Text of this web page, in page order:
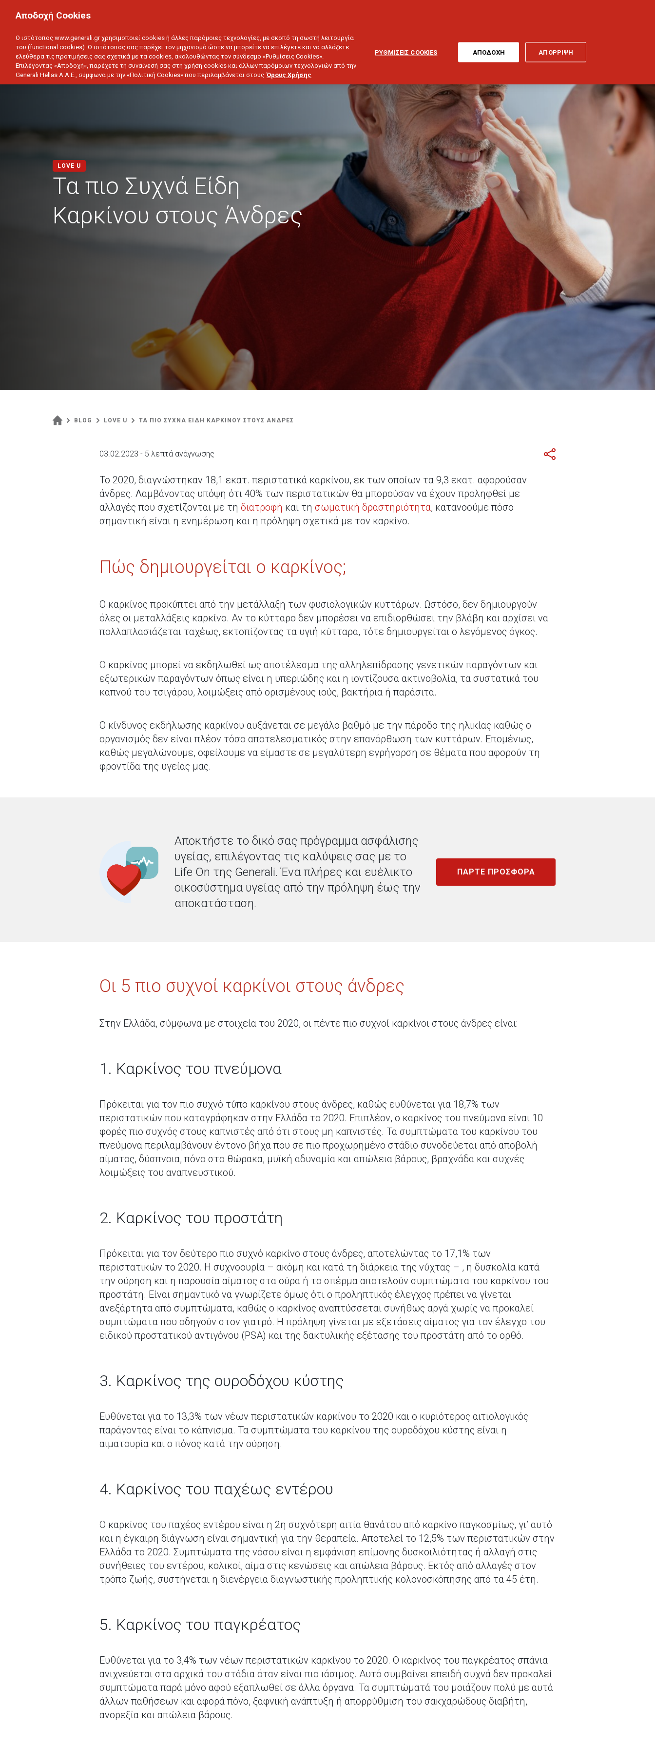
ΥΓΕΙΑ ΑΥΤΟΚΙΝΗΤΟ ΣΠΙΤΙ ΑΠΟΤΑΜΙΕΥΣΗ & ΕΠΕΝΔΥΣΕΙΣ ΤΑΞΙΔΙ ΣΚΑΦΟΣ
LOVE U
Τα πιο Συχνά Είδη
Καρκίνου στους Άνδρες
BLOG LOVE U ΤΑ ΠΙΟ ΣΥΧΝΑ ΕΙΔΗ ΚΑΡΚΙΝΟΥ ΣΤΟΥΣ ΑΝΔΡΕΣ
03.02.2023 - 5 λεπτά ανάγνωσης
Το 2020, διαγνώστηκαν 18,1 εκατ. περιστατικά καρκίνου, εκ των οποίων τα 9,3 εκατ. αφορούσαν
άνδρες. Λαμβάνοντας υπόψη ότι 40% των περιστατικών θα μπορούσαν να έχουν προληφθεί με
αλλαγές που σχετίζονται με τη διατροφή και τη σωματική δραστηριότητα, κατανοούμε πόσο
σημαντική είναι η ενημέρωση και η πρόληψη σχετικά με τον καρκίνο.
Πώς δημιουργείται ο καρκίνος;
Ο καρκίνος προκύπτει από την μετάλλαξη των φυσιολογικών κυττάρων. Ωστόσο, δεν δημιουργούν
όλες οι μεταλλάξεις καρκίνο. Αν το κύτταρο δεν μπορέσει να επιδιορθώσει την βλάβη και αρχίσει να
πολλαπλασιάζεται ταχέως, εκτοπίζοντας τα υγιή κύτταρα, τότε δημιουργείται ο λεγόμενος όγκος.
Ο καρκίνος μπορεί να εκδηλωθεί ως αποτέλεσμα της αλληλεπίδρασης γενετικών παραγόντων και
εξωτερικών παραγόντων όπως είναι η υπεριώδης και η ιοντίζουσα ακτινοβολία, τα συστατικά του
καπνού του τσιγάρου, λοιμώξεις από ορισμένους ιούς, βακτήρια ή παράσιτα.
Ο κίνδυνος εκδήλωσης καρκίνου αυξάνεται σε μεγάλο βαθμό με την πάροδο της ηλικίας καθώς ο
οργανισμός δεν είναι πλέον τόσο αποτελεσματικός στην επανόρθωση των κυττάρων. Επομένως,
καθώς μεγαλώνουμε, οφείλουμε να είμαστε σε μεγαλύτερη εγρήγορση σε θέματα που αφορούν τη
φροντίδα της υγείας μας.
Αποκτήστε το δικό σας πρόγραμμα ασφάλισης
υγείας, επιλέγοντας τις καλύψεις σας με το
Life On της Generali. Ένα πλήρες και ευέλικτο
οικοσύστημα υγείας από την πρόληψη έως την
αποκατάσταση.
ΠΑΡΤΕ ΠΡΟΣΦΟΡΑ
Οι 5 πιο συχνοί καρκίνοι στους άνδρες
Στην Ελλάδα, σύμφωνα με στοιχεία του 2020, οι πέντε πιο συχνοί καρκίνοι στους άνδρες είναι:
1. Καρκίνος του πνεύμονα
Πρόκειται για τον πιο συχνό τύπο καρκίνου στους άνδρες, καθώς ευθύνεται για 18,7% των
περιστατικών που καταγράφηκαν στην Ελλάδα το 2020. Επιπλέον, ο καρκίνος του πνεύμονα είναι 10
φορές πιο συχνός στους καπνιστές από ότι στους μη καπνιστές. Τα συμπτώματα του καρκίνου του
πνεύμονα περιλαμβάνουν έντονο βήχα που σε πιο προχωρημένο στάδιο συνοδεύεται από αποβολή
αίματος, δύσπνοια, πόνο στο θώρακα, μυϊκή αδυναμία και απώλεια βάρους, βραχνάδα και συχνές
λοιμώξεις του αναπνευστικού.
2. Καρκίνος του προστάτη
Πρόκειται για τον δεύτερο πιο συχνό καρκίνο στους άνδρες, αποτελώντας το 17,1% των
περιστατικών το 2020. Η συχνοουρία – ακόμη και κατά τη διάρκεια της νύχτας – , η δυσκολία κατά
την ούρηση και η παρουσία αίματος στα ούρα ή το σπέρμα αποτελούν συμπτώματα του καρκίνου του
προστάτη. Είναι σημαντικό να γνωρίζετε όμως ότι ο προληπτικός έλεγχος πρέπει να γίνεται
ανεξάρτητα από συμπτώματα, καθώς ο καρκίνος αναπτύσσεται συνήθως αργά χωρίς να προκαλεί
συμπτώματα που οδηγούν στον γιατρό. Η πρόληψη γίνεται με εξετάσεις αίματος για τον έλεγχο του
ειδικού προστατικού αντιγόνου (PSA) και της δακτυλικής εξέτασης του προστάτη από το ορθό.
3. Καρκίνος της ουροδόχου κύστης
Ευθύνεται για το 13,3% των νέων περιστατικών καρκίνου το 2020 και ο κυριότερος αιτιολογικός
παράγοντας είναι το κάπνισμα. Τα συμπτώματα του καρκίνου της ουροδόχου κύστης είναι η
αιματουρία και ο πόνος κατά την ούρηση.
4. Καρκίνος του παχέως εντέρου
Ο καρκίνος του παχέος εντέρου είναι η 2η συχνότερη αιτία θανάτου από καρκίνο παγκοσμίως, γι’ αυτό
και η έγκαιρη διάγνωση είναι σημαντική για την θεραπεία. Αποτελεί το 12,5% των περιστατικών στην
Ελλάδα το 2020. Συμπτώματα της νόσου είναι η εμφάνιση επίμονης δυσκοιλιότητας ή αλλαγή στις
συνήθειες του εντέρου, κολικοί, αίμα στις κενώσεις και απώλεια βάρους. Εκτός από αλλαγές στον
τρόπο ζωής, συστήνεται η διενέργεια διαγνωστικής προληπτικής κολονοσκόπησης από τα 45 έτη.
5. Καρκίνος του παγκρέατος
Ευθύνεται για το 3,4% των νέων περιστατικών καρκίνου το 2020. Ο καρκίνος του παγκρέατος σπάνια
ανιχνεύεται στα αρχικά του στάδια όταν είναι πιο ιάσιμος. Αυτό συμβαίνει επειδή συχνά δεν προκαλεί
συμπτώματα παρά μόνο αφού εξαπλωθεί σε άλλα όργανα. Τα συμπτώματά του μοιάζουν πολύ με αυτά
άλλων παθήσεων και αφορά πόνο, ξαφνική ανάπτυξη ή απορρύθμιση του σακχαρώδους διαβήτη,
ανορεξία και απώλεια βάρους.
Αποδοχή Cookies
Ο ιστότοπος www.generali.gr χρησιμοποιεί cookies ή άλλες παρόμοιες τεχνολογίες, με σκοπό τη σωστή λειτουργία
του (functional cookies). Ο ιστότοπος σας παρέχει τον μηχανισμό ώστε να μπορείτε να επιλέγετε και να αλλάζετε
ελεύθερα τις προτιμήσεις σας σχετικά με τα cookies, ακολουθώντας τον σύνδεσμο «Ρυθμίσεις Cookies».
Επιλέγοντας «Αποδοχή», παρέχετε τη συναίνεσή σας στη χρήση cookies και άλλων παρόμοιων τεχνολογιών από την
Generali Hellas A.A.E., σύμφωνα με την «Πολιτική Cookies» που περιλαμβάνεται στους Όρους Χρήσης
ΡΥΘΜΙΣΕΙΣ COOKIES ΑΠΟΡΡΙΨΗ
ΑΠΟΔΟΧΗ